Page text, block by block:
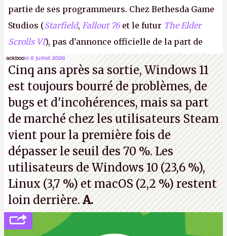
partie de ses programmeurs. Chez Bethesda Game
Studios (Starfield, Fallout 76 et le futur The Elder
Scrolls VI), pas d'annonce officielle de la part de
Microsoft, mais le syndicat des employés confirme
de nombreux licenciements.A.
ackboole 6 juillet 2026
Cinq ans après sa sortie, Windows 11
est toujours bourré de problèmes, de
bugs et d'incohérences, mais sa part
de marché chez les utilisateurs Steam
vient pour la première fois de
dépasser le seuil des 70 %. Les
utilisateurs de Windows 10 (23,6 %),
Linux (3,7 %) et macOS (2,2 %) restent
loin derrière.A.